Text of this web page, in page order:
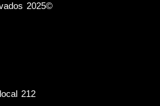
2025©
212